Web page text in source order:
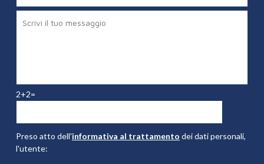
2+2=
Preso atto dell'informativa al trattamento dei dati personali,
l'utente: